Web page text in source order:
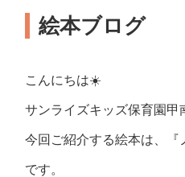
絵本ブログ
こんにちは☀️
サンライズキッズ保育園甲
今回ご紹介する絵本は、『
です。